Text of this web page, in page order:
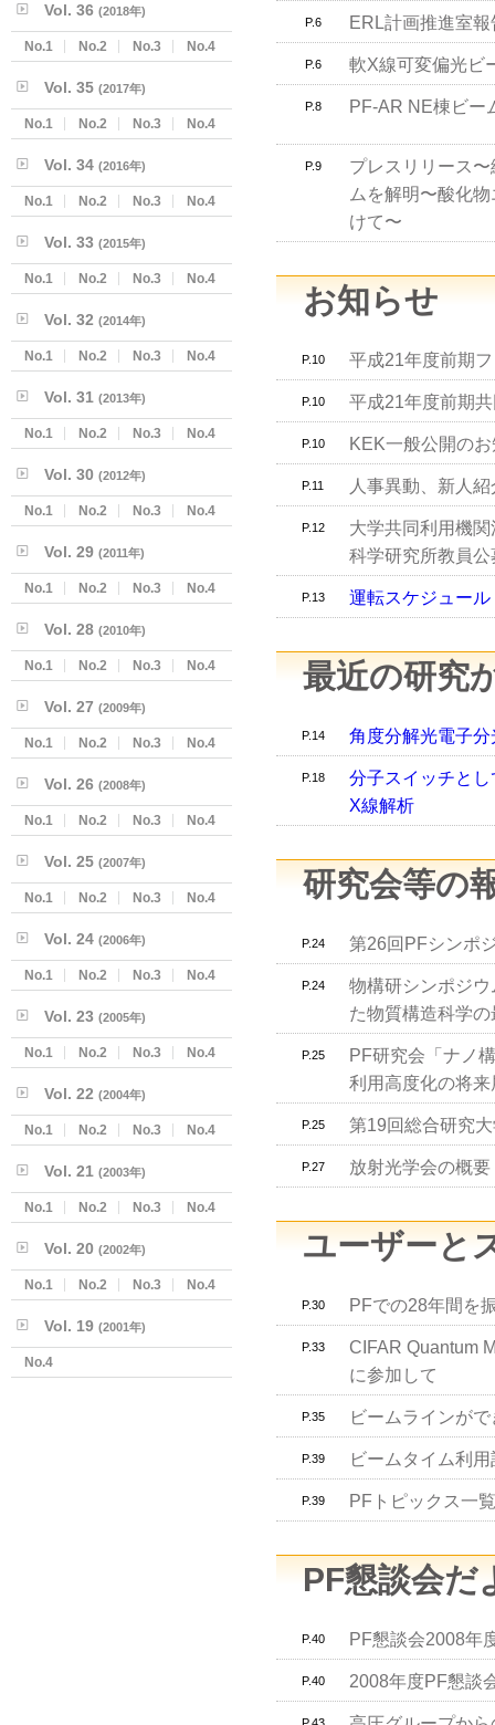
P.6 ERL計画推進室報
P.6 軟X線可変偏光ビ
P.8 PF-AR NE棟ビー
P.9
プレスリリース
ムを解明〜酸化
けて〜
お知らせ
P.10 平成21年度前期
P.10 平成21年度前期
P.10 KEK一般公開の
P.11 人事異動、新人
P.12
大学共同利用機
科学研究所教員
P.13 運転スケジュール
最近の研究
P.14 角度分解光電子
P.18
分子スイッチと
X線解析
研究会等の
P.24 第26回PFシンポ
P.24
物構研シンポジ
た物質構造科学
P.25
PF研究会「ナノ
利用高度化の将
P.25 第19回総合研究
P.27 放射光学会の概要
ユーザーと
P.30 PFでの28年間を
P.33
CIFAR Quantum
に参加して
P.35 ビームラインが
P.39 ビームタイム利
P.39 PFトピックス一
PF懇談会だ
P.40 PF懇談会2008年
P.40 2008年度PF懇談
Vol. 36 (2018年)
No.1 No.2 No.3 No.4
Vol. 35 (2017年)
No.1 No.2 No.3 No.4
Vol. 34 (2016年)
No.1 No.2 No.3 No.4
Vol. 33 (2015年)
No.1 No.2 No.3 No.4
Vol. 32 (2014年)
No.1 No.2 No.3 No.4
Vol. 31 (2013年)
No.1 No.2 No.3 No.4
Vol. 30 (2012年)
No.1 No.2 No.3 No.4
Vol. 29 (2011年)
No.1 No.2 No.3 No.4
Vol. 28 (2010年)
No.1 No.2 No.3 No.4
Vol. 27 (2009年)
No.1 No.2 No.3 No.4
Vol. 26 (2008年)
No.1 No.2 No.3 No.4
Vol. 25 (2007年)
No.1 No.2 No.3 No.4
Vol. 24 (2006年)
No.1 No.2 No.3 No.4
Vol. 23 (2005年)
No.1 No.2 No.3 No.4
Vol. 22 (2004年)
No.1 No.2 No.3 No.4
Vol. 21 (2003年)
No.1 No.2 No.3 No.4
Vol. 20 (2002年)
No.1 No.2 No.3 No.4
Vol. 19 (2001年)
No.4